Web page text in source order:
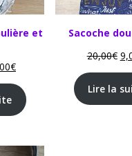
et
€
Sacoche
20,00€
Lire la